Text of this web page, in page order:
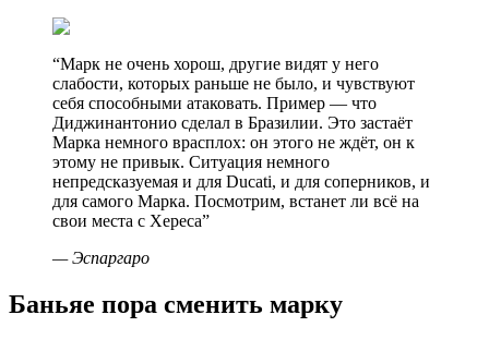
“Марк не очень хорош, другие видят у него
слабости, которых раньше не было, и чувствуют
себя способными атаковать. Пример — что
Диджинантонио сделал в Бразилии. Это застаёт
Марка немного врасплох: он этого не ждёт, он к
этому не привык. Ситуация немного
непредсказуемая и для Ducati, и для соперников, и
для самого Марка. Посмотрим, встанет ли всё на
свои места с Хереса”
—Эспаргаро
Баньяе пора сменить марку